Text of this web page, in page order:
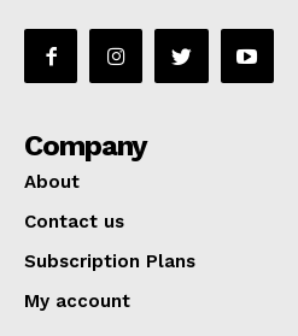
Company
About
Contact us
Subscription Plans
My account